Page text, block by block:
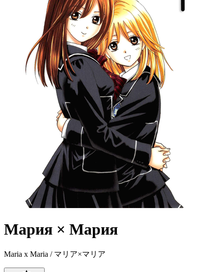
Мария × Мария
Maria x Maria / マリア×マリア